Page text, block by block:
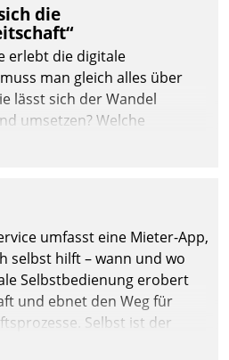
die
erlebt die digitale
man gleich alles über
lässt sich der Wandel
umsetzen? Welche
umfasst eine Mieter-App,
selbst hilft – wann und wo
Selbstbedienung erobert
und ebnet den Weg für
Selbst ist der